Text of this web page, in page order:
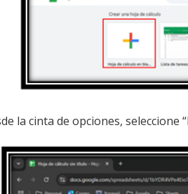
la cinta de opciones, seleccione